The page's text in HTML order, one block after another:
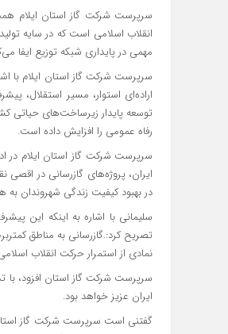
سرپرست شرکت گاز استان ایلام
انقلاب اسلامی است که در سایه
مهمی در پایداری شبکه توزیع ایفا
سرپرست شرکت گاز استان ایلام با
اراده‌ای استوار، مسیر استقلال،
توسعه پایدار زیرساخت‌های حیاتی
رفاه عمومی را افزایش داده است.
سرپرست شرکت گاز استان ایلام در
ایران، پروژه‌های گازرسانی در
در بهبود کیفیت زندگی شهروندان به
سلیمانی با اشاره به اینکه این
تصریح کرد:.گازرسانی به مناطق
نمادی از استمرار حرکت انقلاب
سرپرست شرکت گاز استان افزود، با
ایران عزیز خواهد بود.